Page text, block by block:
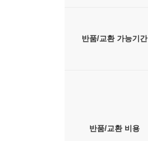
반품/교환 가능기간
반품/교환 비용